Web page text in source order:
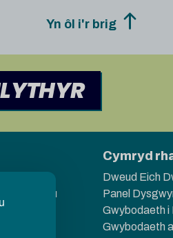
Yn ôl i'r brig
Cymryd
Dweud Eich
Panel
Gwybodaeth i
Gwybodaeth